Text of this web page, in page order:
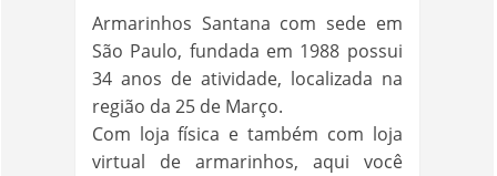
Armarinhos Santana com sede em
São Paulo, fundada em 1988 possui
34 anos de atividade, localizada na
região da 25 de Março.
Com loja física e também com loja
virtual de armarinhos, aqui você